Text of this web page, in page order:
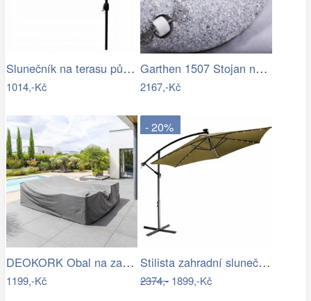
Slunečník na terasu půlkruhový - zelený…
1014,-Kč
Garthen 1507 Stojan na slunečník …
2167,-Kč
DEOKORK Obal na zahradní nábytek…
1199,-Kč
- 20%
Stilista zahradní slunečník LED s…
2374,-1899,-Kč